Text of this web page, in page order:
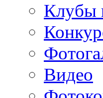
Клубы
Видео